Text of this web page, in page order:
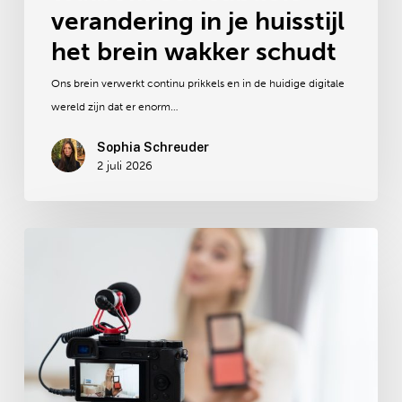
verandering in je huisstijl
het brein wakker schudt
Ons brein verwerkt continu prikkels en in de huidige digitale
wereld zijn dat er enorm…
Sophia Schreuder
2 juli 2026
anderen
kopen:
vicarious